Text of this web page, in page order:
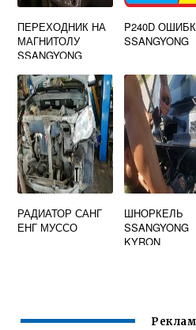
ПЕРЕХОДНИК НА
МАГНИТОЛУ
SSANGYONG
P240D
SSANGYONG
РАДИАТОР САНГ
ЕНГ МУССО
ШНОРКЕЛЬ
SSANGYONG
KYRON